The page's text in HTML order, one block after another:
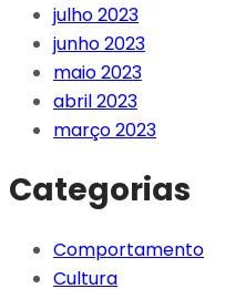
julho 2023
junho 2023
maio 2023
abril 2023
março 2023
Categorias
Comportamento
Cultura